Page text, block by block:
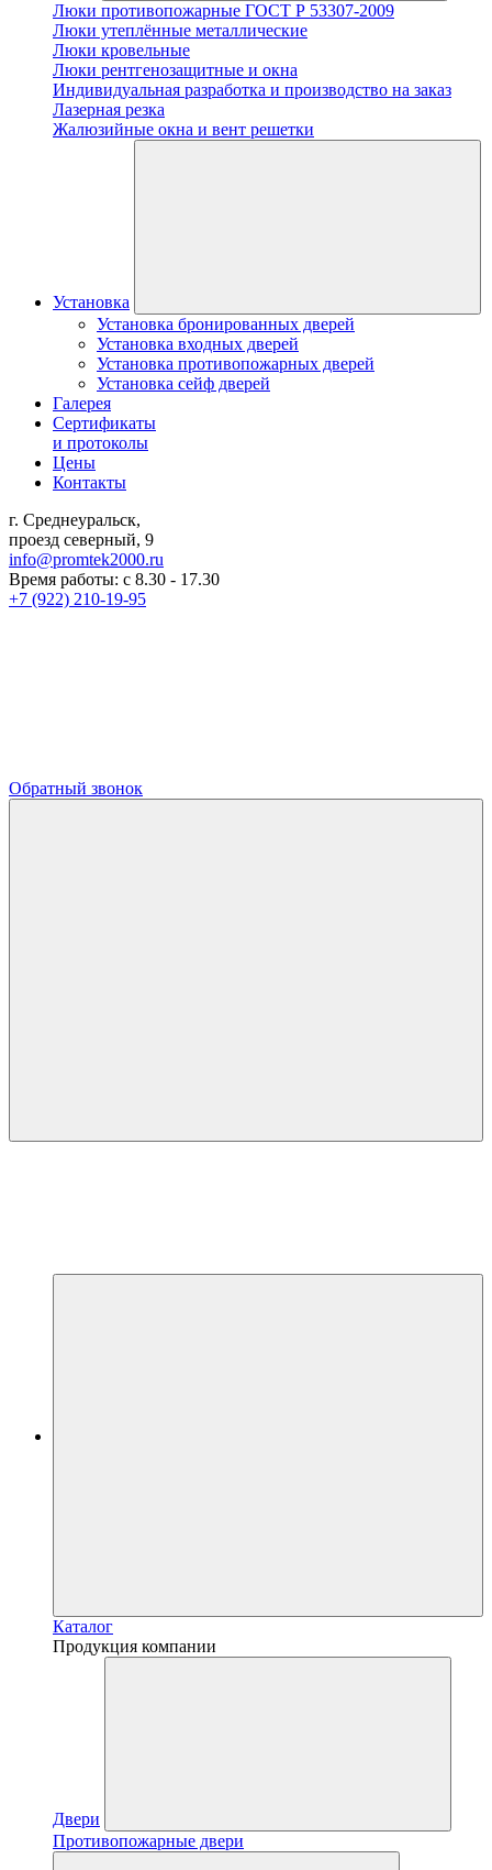
Люки противопожарные ГОСТ Р 53307-2009
Люки утеплённые металлические
Люки кровельные
Люки рентгенозащитные и окна
Индивидуальная разработка и производство на заказ
Лазерная резка
Жалюзийные окна и вент решетки
Установка
Установка бронированных дверей
Установка входных дверей
Установка противопожарных дверей
Установка сейф дверей
Галерея
Сертификаты
и протоколы
Цены
Контакты
г. Среднеуральск,
проезд северный, 9
info@promtek2000.ru
Время работы: с 8.30 - 17.30
+7 (922) 210-19-95
Обратный звонок
Каталог
Продукция компании
Двери
Противопожарные двери